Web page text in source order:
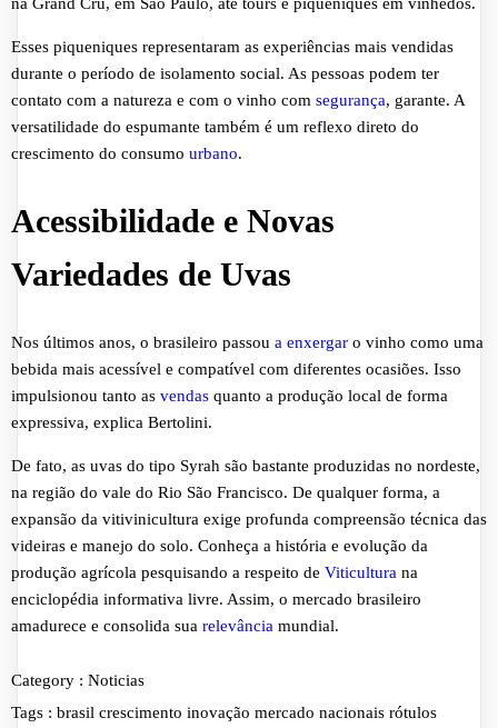
Esses piqueniques representaram as experiências mais vendidas
durante o período de isolamento social. As pessoas podem ter
contato com a natureza e com o vinho com segurança, garante. A
versatilidade do espumante também é um reflexo direto do
crescimento do consumo urbano.
Acessibilidade e Novas
Variedades de Uvas
Nos últimos anos, o brasileiro passou a enxergar o vinho como uma
bebida mais acessível e compatível com diferentes ocasiões. Isso
impulsionou tanto as vendas quanto a produção local de forma
expressiva, explica Bertolini.
De fato, as uvas do tipo Syrah são bastante produzidas no nordeste,
na região do vale do Rio São Francisco. De qualquer forma, a
expansão da vitivinicultura exige profunda compreensão técnica das
videiras e manejo do solo. Conheça a história e evolução da
produção agrícola pesquisando a respeito de Viticultura na
enciclopédia informativa livre. Assim, o mercado brasileiro
amadurece e consolida sua relevância mundial.
Category : Noticias
Tags : brasil crescimento inovação mercado nacionais rótulos